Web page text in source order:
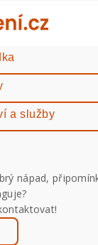
a služby
nápad,